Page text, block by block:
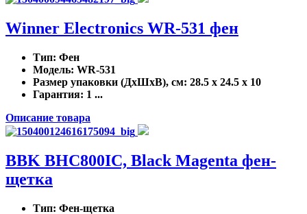
Winner Electronics WR-531 фен
Тип: Фен
Модель: WR-531
Размер упаковки (ДхШхВ), см: 28.5 x 24.5 x 10
Гарантия: 1 ...
Описание товара
BBK BHC800IC, Black Magenta фен-
щетка
Тип: Фен-щетка